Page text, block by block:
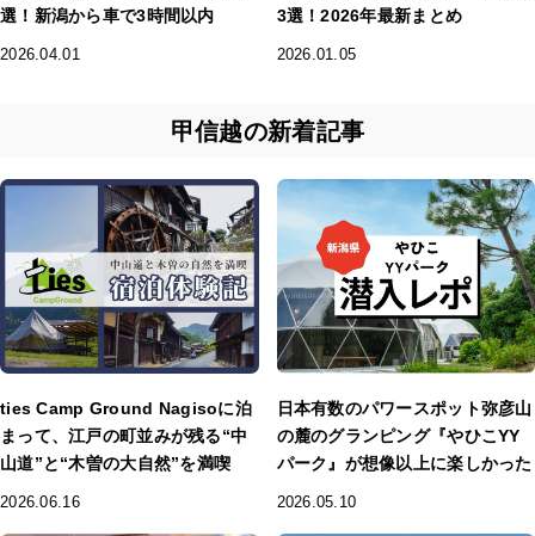
選！新潟から車で3時間以内
2026.04.01
3選！2026年最新まとめ
2026.01.05
甲信越の新着記事
ties Camp Ground Nagisoに泊
まって、江戸の町並みが残る“中
山道”と“木曽の大自然”を満喫
2026.06.16
日本有数のパワースポット弥彦山
の麓のグランピング『やひこYY
パーク』が想像以上に楽しかった
2026.05.10